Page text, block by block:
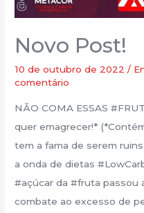
Novo Post!
10 de outubro de 2022/
comentário
NÃO COMA ESSAS
quer emagrecer!*
tem a fama de serem
a onda de dietas
#açúcar da #fruta passou
combate ao excesso de